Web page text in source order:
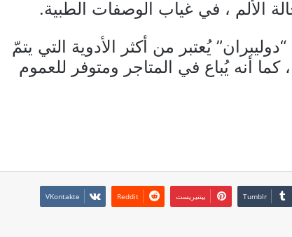
يُعتبر من أكثر الأدوية التي يتمّ
أنه يُباع في المتاجر ومتوفر للعموم
بينتيريست